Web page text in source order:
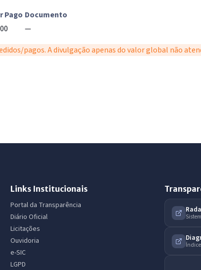
Pago Documento
—
pagos. A divulgação apenas do valor global não
Links Institucionais
Portal da Transparência
Diário Oficial
Licitações
Ouvidoria
e-SIC
LGPD